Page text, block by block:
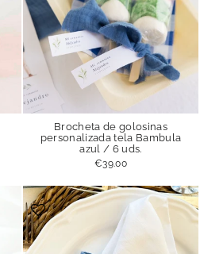
Brocheta de golosinas
personalizada tela Bambula
azul / 6 uds.
€39.00